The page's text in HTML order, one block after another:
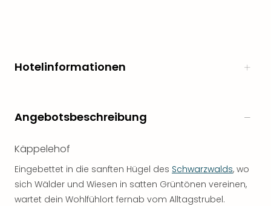
Hotelinformationen
Angebotsbeschreibung
Käppelehof
Eingebettet in die sanften Hügel des Schwarzwalds, wo
sich Wälder und Wiesen in satten Grüntönen vereinen,
wartet dein Wohlfühlort fernab vom Alltagstrubel.